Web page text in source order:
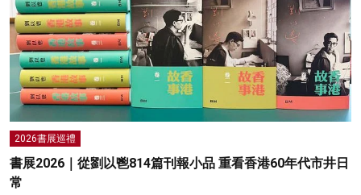
2026書展巡禮
書展2026｜從劉以鬯814篇刊報小品 重看香港60年代市井日
常